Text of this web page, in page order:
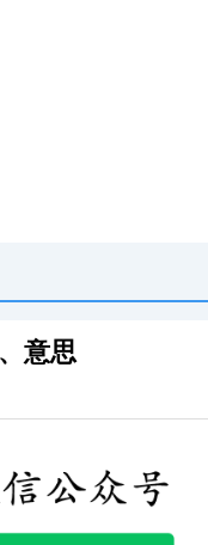
意思